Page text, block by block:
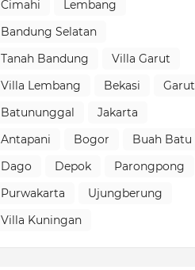
Cimahi
Lembang
Bandung Selatan
Tanah Bandung
Villa Garut
Villa Lembang
Bekasi
Garut
Batununggal
Jakarta
Antapani
Bogor
Buah Batu
Dago
Depok
Parongpong
Purwakarta
Ujungberung
Villa Kuningan